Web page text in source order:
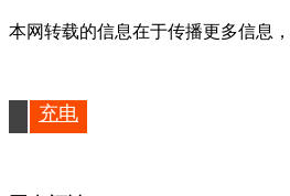
本网转载的信息在于传播更多信息
充电